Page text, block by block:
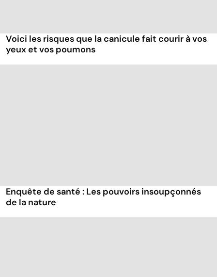
Voici les risques que la canicule fait courir à vos
yeux et vos poumons
Enquête de santé : Les pouvoirs insoupçonnés
de la nature